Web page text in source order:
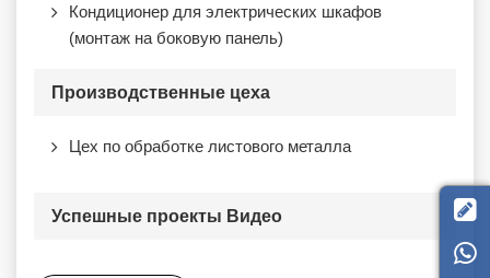
Кондиционер для электрических шкафов
(монтаж на боковую панель)
Производственные цеха
Цех по обработке листового металла
Успешные проекты Видео

